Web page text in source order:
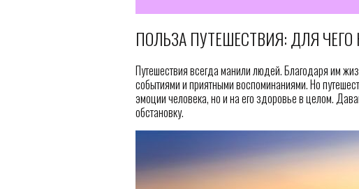
ПОЛЬЗА ПУТЕШЕСТВИЯ: ДЛЯ
Путешествия всегда манили людей. Благодаря им
событиями и приятными воспоминаниями. Но
эмоции человека, но и на его здоровье в целом.
обстановку.